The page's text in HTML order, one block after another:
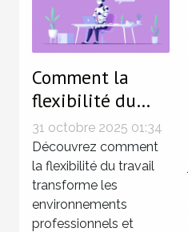
Comment la
flexibilité du
travail influence-
t-elle la
productivité en
entreprise ?
31 octobre 2025 01:34
Découvrez comment
la flexibilité du travail
transforme les
environnements
professionnels et